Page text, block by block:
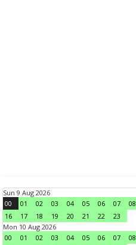
Sun 9 Aug 2026
00
01 02 03 04 05 06 07 08
16
17 18 19 20 21 22
23
Mon 10 Aug 2026
00
01 02 03 04 05 06 07 08